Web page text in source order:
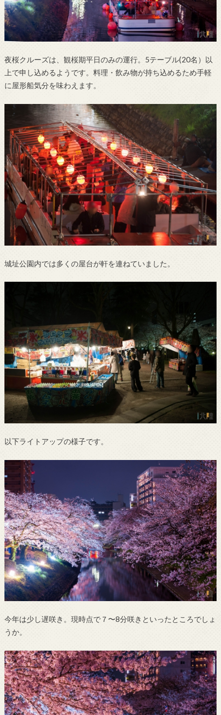
夜桜クルーズは、観桜期平日のみの運行。5テーブル(20名）以
上で申し込めるようです。料理・飲み物が持ち込めるため手軽
に屋形船気分を味わえます。
城址公園内では多くの屋台が軒を連ねていました。
以下ライトアップの様子です。
今年は少し遅咲き。現時点で７〜8分咲きといったところでしょ
うか。